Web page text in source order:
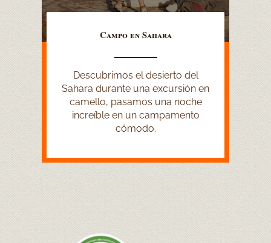
Descubrimos el desierto del
Sahara durante una excursión en
camello, pasamos una noche
increíble en un campamento
cómodo.
Campo en Sahara